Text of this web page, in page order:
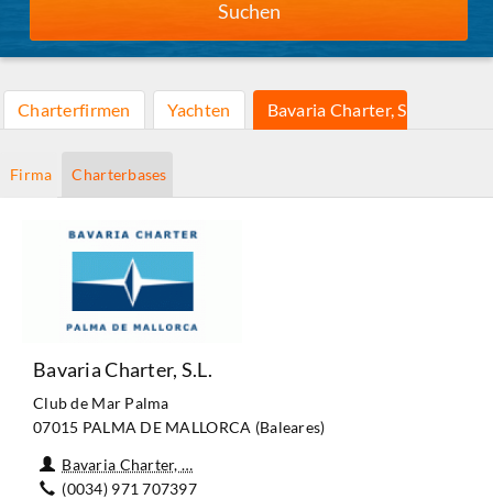
Suchen
Charterfirmen Yachten Bavaria Charter, S.L.
Firma Charterbases
Bavaria Charter, S.L.
Club de Mar Palma
07015 PALMA DE MALLORCA (Baleares)
Bavaria Charter, …
(0034) 971 707397